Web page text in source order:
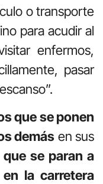
o transporte
para acudir al
enfermos,
pasar
que se ponen
demás en sus
que se paran a
la carretera